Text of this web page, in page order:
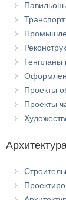
Генпланы
Проекты
Проекты